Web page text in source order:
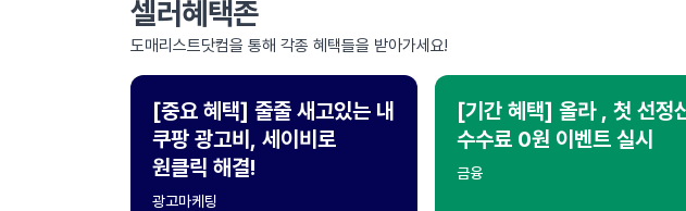
셀러혜택존
도매리스트닷컴을 통해 각종 혜택들을 받아가세요!
[중요 혜택] 줄줄 새고있는 내
쿠팡 광고비, 세이비로
원클릭 해결!
광고마케팅
[기간 혜택] 올라 , 첫 선정
수수료 0원 이벤트 실시
금융